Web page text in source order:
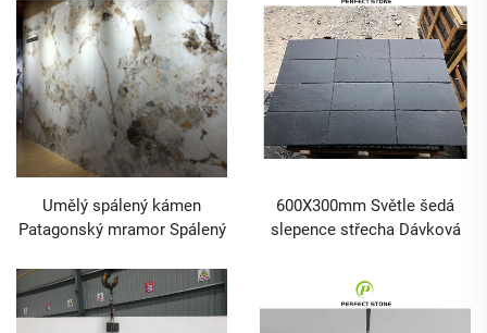
Umělý spálený kámen
Patagonský mramor Spálený
600X300mm Světle šedá
slepence střecha Dávková
Dávková